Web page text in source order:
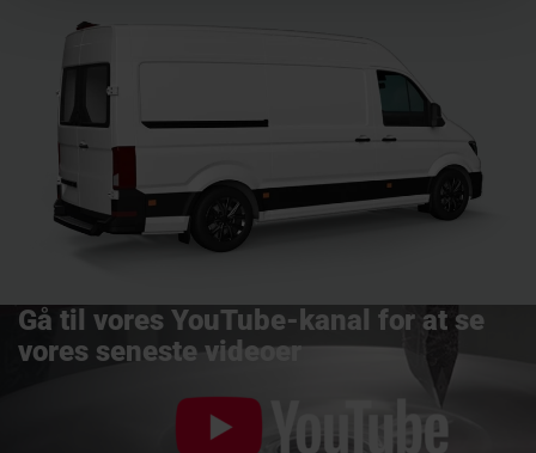
Gå til vores YouTube-kanal for at se
vores seneste videoer